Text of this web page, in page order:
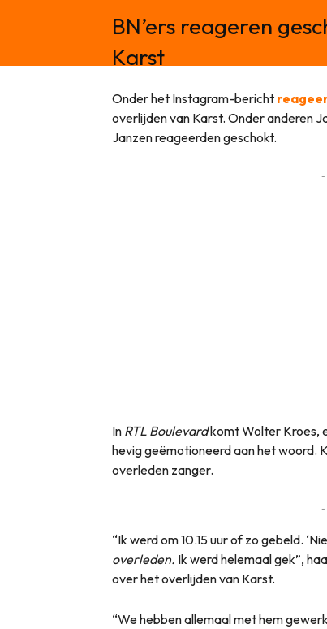
BN’ers reageren
Karst
Onder het Instagram-bericht
overlijden van Karst. Onder anderen
Janzen reageerden geschokt.
-
In RTL Boulevardkomt Wolter Kroes,
hevig geëmotioneerd aan het woord.
overleden zanger.
-
“Ik werd om 10.15 uur of zo gebeld.
overleden. Ik werd helemaal gek”,
over het overlijden van Karst.
“We hebben allemaal met hem